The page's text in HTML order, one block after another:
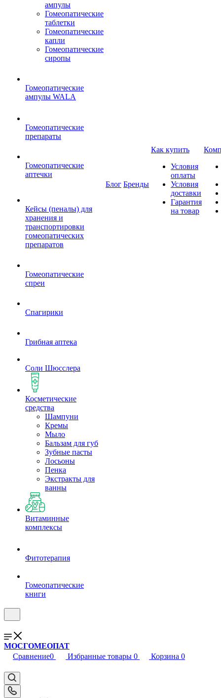
ампулы
Гомеопатические
таблетки
Гомеопатические
капли
Гомеопатические
сиропы
Гомеопатические
ампулы WALA
Гомеопатические
препараты
Гомеопатические
аптечки
Кейсы (пеналы) для
хранения и
транспортировки
гомеопатических
препаратов
Гомеопатические
спреи
Спагирики
Грибная аптека
Соли Шюсслера
Косметические
средства
Шампуни
Кремы
Мыло
Бальзам для губ
Зубные пасты
Лосьоны
Пенка
Экстракты для
ванны
Витаминные
комплексы
Фитотерапия
Гомеопатические
книги
Блог Бренды
Как купить
Условия
оплаты
Условия
доставки
Гарантия
на товар
МОСГОМЕОПАТ
Сравнение0 Избранные товары 0 Корзина 0